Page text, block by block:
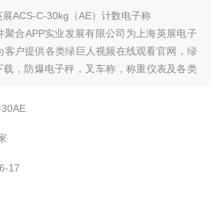
展ACS-C-30kg（AE）计数电子称
聚合APP实业发展有限公司为上海英展电子
客户提供各类绿巨人视频在线观看官网，绿
，防爆电子秤，叉车称，称重仪表及各类
17